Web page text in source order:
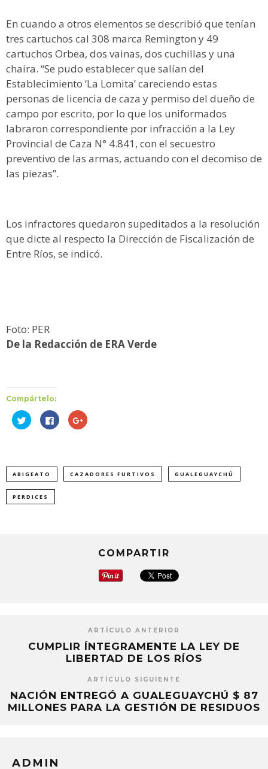
En cuando a otros elementos se describió que tenían
tres cartuchos cal 308 marca Remington y 49
cartuchos Orbea, dos vainas, dos cuchillas y una
chaira. “Se pudo establecer que salían del
Establecimiento ‘La Lomita’ careciendo estas
personas de licencia de caza y permiso del dueño de
campo por escrito, por lo que los uniformados
labraron correspondiente por infracción a la Ley
Provincial de Caza N° 4.841, con el secuestro
preventivo de las armas, actuando con el decomiso de
las piezas”.
Los infractores quedaron supeditados a la resolución
que dicte al respecto la Dirección de Fiscalización de
Entre Ríos, se indicó.
Foto: PER
De la Redacción de ERA Verde
Compártelo:
Haz
clic
abre
en
una
ventana
nueva)
Haz
clic
abre
una
Haz
clic
abre
en
una
ABIGEATO CAZADORES FURTIVOS GUALEGUAYCHÚ
PERDICES
COMPARTIR
ARTÍCULO ANTERIOR
CUMPLIR ÍNTEGRAMENTE LA LEY DE
LIBERTAD DE LOS RÍOS
ARTÍCULO SIGUIENTE
NACIÓN ENTREGÓ A GUALEGUAYCHÚ $ 87
MILLONES PARA LA GESTIÓN DE RESIDUOS
ADMIN